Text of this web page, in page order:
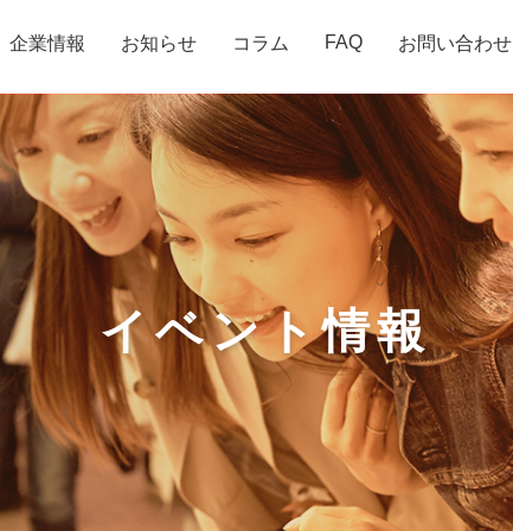
企業情報 お知らせ コラム FAQ お問い合わせ
イベント情報